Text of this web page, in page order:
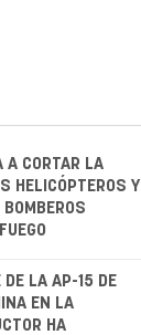
A CORTAR LA
HELICÓPTEROS Y
DE LA AP-15 DE
EN LA
HA